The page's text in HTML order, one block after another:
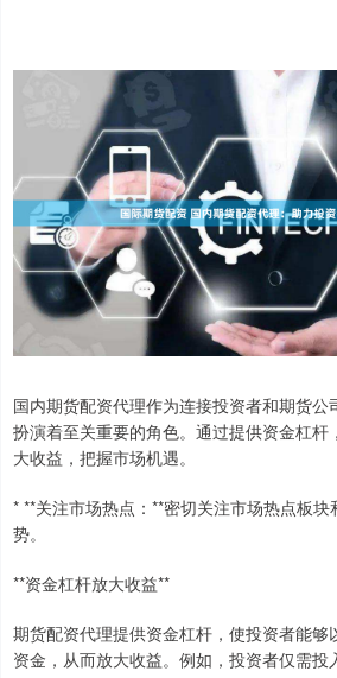
国内期货配资代理作为连接投资者和期货公
扮演着至关重要的角色。通过提供资金杠杆
大收益，把握市场机遇。
* **关注市场热点：**密切关注市场热点板
势。
**资金杠杆放大收益**
期货配资代理提供资金杠杆，使投资者能够
资金，从而放大收益。例如，投资者仅需投